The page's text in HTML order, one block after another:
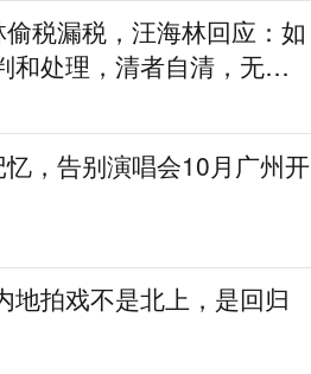
税漏税，汪海林回应：如
和处理，清者自清，无需
，告别演唱会10月广州开
地拍戏不是北上，是回归